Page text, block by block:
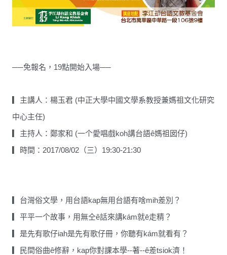
──免報名，19點開始入場──
▎主講人：楊玉君 (中正大學中國文學系教授兼媽祖文化研究
中心主任)
▎主持人：鄭家和 (一个愛唱戲koh講台語ê媽祖囡仔)
▎時間：2017/08/02（三）19:30-21:30
▎台灣俗文學，用台語kap無用台語有啥mih差別？
▎平平一个故事，用無仝ê話來講kám就ē走精？
▎是先有歌仔iah是先有歌仔冊，你聽有kám就看有？
▎民間俗曲ê修辭，kap你對課本學--著--ê差tsiok濟！